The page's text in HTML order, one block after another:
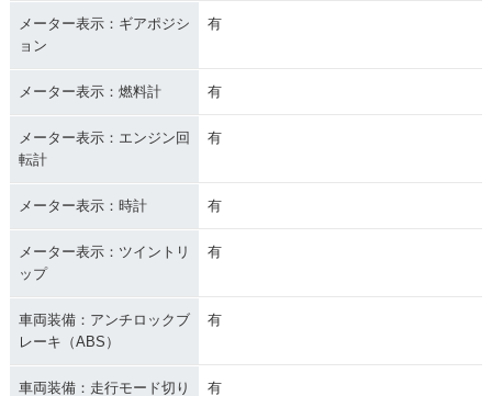
メーター表示：ギアポジシ
ョン
有
メーター表示：燃料計 有
メーター表示：エンジン回
転計
有
メーター表示：時計 有
メーター表示：ツイントリ
ップ
有
車両装備：アンチロックブ
レーキ（ABS）
有
車両装備：走行モード切り
有